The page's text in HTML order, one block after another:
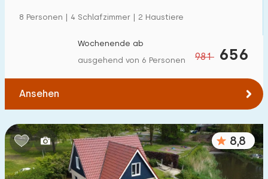
8 Personen | 4 Schlafzimmer | 2 Haustiere
981 656
Wochenende ab
ausgehend von 6 Personen
Ansehen
8,8